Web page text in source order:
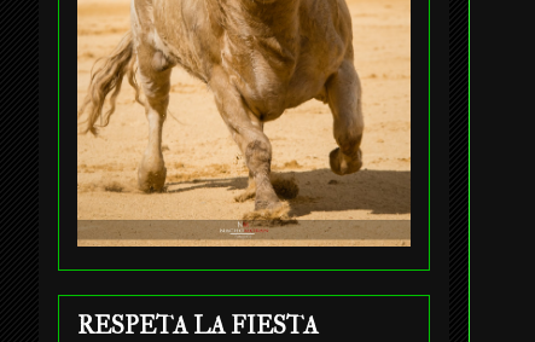
RESPETA LA FIESTA